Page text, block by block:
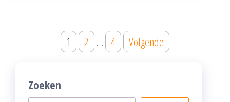
pagination
1 2 … 4 Volgende
Zoeken